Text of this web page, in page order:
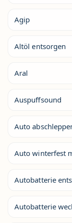
Agip
Altöl entsorgen
Aral
Auspuffsound
Auto
Auto winterfest
Autobatterie
Autobatterie